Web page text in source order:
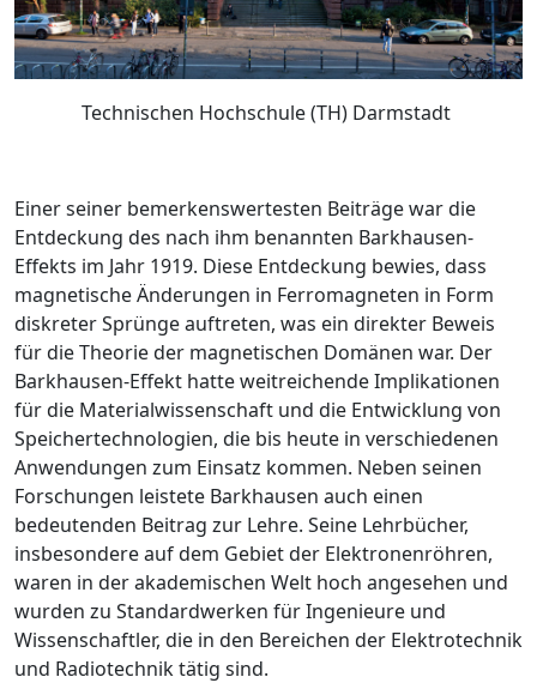
Technischen Hochschule (TH) Darmstadt
Einer seiner bemerkenswertesten Beiträge war die
Entdeckung des nach ihm benannten Barkhausen-
Effekts im Jahr 1919. Diese Entdeckung bewies, dass
magnetische Änderungen in Ferromagneten in Form
diskreter Sprünge auftreten, was ein direkter Beweis
für die Theorie der magnetischen Domänen war. Der
Barkhausen-Effekt hatte weitreichende Implikationen
für die Materialwissenschaft und die Entwicklung von
Speichertechnologien, die bis heute in verschiedenen
Anwendungen zum Einsatz kommen. Neben seinen
Forschungen leistete Barkhausen auch einen
bedeutenden Beitrag zur Lehre. Seine Lehrbücher,
insbesondere auf dem Gebiet der Elektronenröhren,
waren in der akademischen Welt hoch angesehen und
wurden zu Standardwerken für Ingenieure und
Wissenschaftler, die in den Bereichen der Elektrotechnik
und Radiotechnik tätig sind.